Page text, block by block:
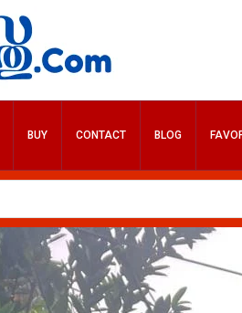
BUY CONTACT BLOG